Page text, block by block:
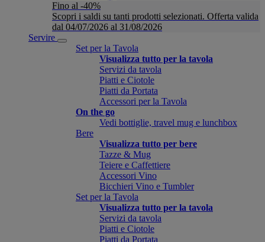
Fino al -40%
Scopri i saldi su tanti prodotti selezionati. Offerta valida
dal 04/07/2026 al 31/08/2026
Servire
Set per la Tavola
Visualizza tutto per la tavola
Servizi da tavola
Piatti e Ciotole
Piatti da Portata
Accessori per la Tavola
On the go
Vedi bottiglie, travel mug e lunchbox
Bere
Visualizza tutto per bere
Tazze & Mug
Teiere e Caffettiere
Accessori Vino
Bicchieri Vino e Tumbler
Set per la Tavola
Visualizza tutto per la tavola
Servizi da tavola
Piatti e Ciotole
Piatti da Portata